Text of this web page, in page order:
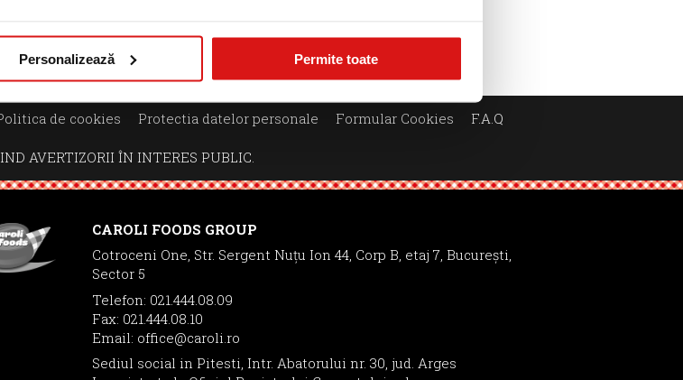
Personalizează Permite toate
≪ ≫
de cookies Protectia datelor personale Formular Cookies F.A.Q
AVERTIZORII ÎN INTERES PUBLIC.
CAROLI FOODS GROUP
Cotroceni One, Str. Sergent Nuţu Ion 44, Corp B, etaj 7, București,
Sector 5
Telefon: 021.444.08.09
Fax: 021.444.08.10
Email: office@caroli.ro
Sediul social in Pitesti, Intr. Abatorului nr. 30, jud. Arges